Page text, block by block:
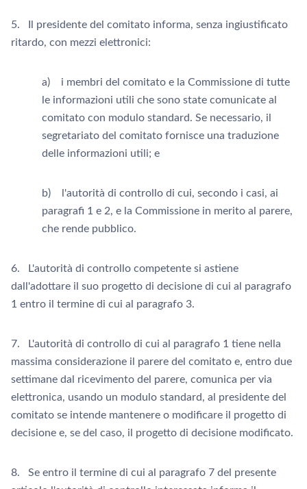
5. Il presidente del comitato informa, senza ingiustificato
ritardo, con mezzi elettronici:
a) i membri del comitato e la Commissione di tutte
le informazioni utili che sono state comunicate al
comitato con modulo standard. Se necessario, il
segretariato del comitato fornisce una traduzione
delle informazioni utili; e
b) l'autorità di controllo di cui, secondo i casi, ai
paragrafi 1 e 2, e la Commissione in merito al parere,
che rende pubblico.
6. L'autorità di controllo competente si astiene
dall'adottare il suo progetto di decisione di cui al paragrafo
1 entro il termine di cui al paragrafo 3.
7. L'autorità di controllo di cui al paragrafo 1 tiene nella
massima considerazione il parere del comitato e, entro due
settimane dal ricevimento del parere, comunica per via
elettronica, usando un modulo standard, al presidente del
comitato se intende mantenere o modificare il progetto di
decisione e, se del caso, il progetto di decisione modificato.
8. Se entro il termine di cui al paragrafo 7 del presente